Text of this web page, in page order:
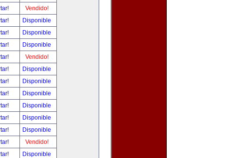
Vendido!
Disponible
Disponible
Disponible
Vendido!
Disponible
Disponible
Disponible
Disponible
Disponible
Disponible
Vendido!
Disponible